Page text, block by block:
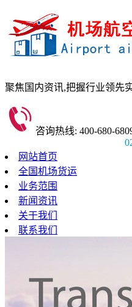
聚焦国内资讯,把握行业领先
咨询热线: 400-680-
网站首页
全国机场货运
业务范围
新闻资讯
关于我们
联系我们